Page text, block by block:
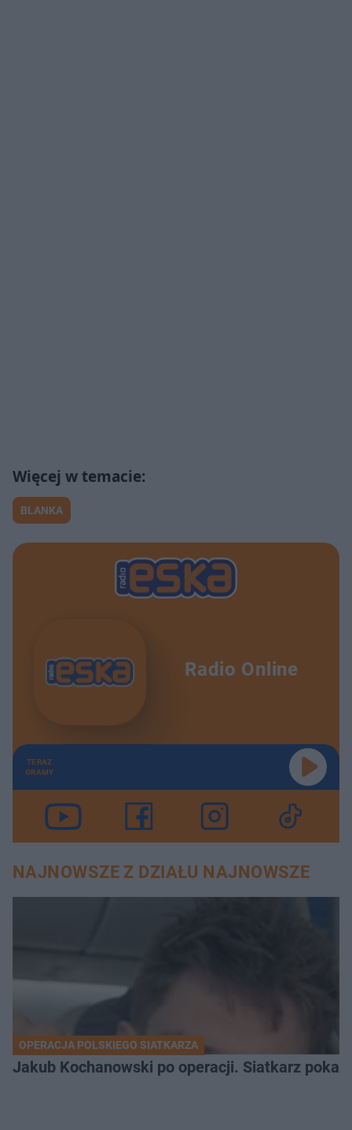
BLANKA
Radio Online
TERAZ
GRAMY
NAJNOWSZE Z DZIAŁU NAJNOWSZE
OPERACJA POLSKIEGO SIATKARZA
Jakub Kochanowski po operacji. Siatkarz